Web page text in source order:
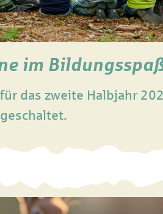
im
das zweite Halbjahr